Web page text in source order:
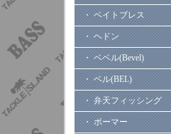
・ ベイトブレス
・ ヘドン
・ ベベル(Bevel)
・ ベル(BEL)
・ 弁天フィッシング
・ ボーマー